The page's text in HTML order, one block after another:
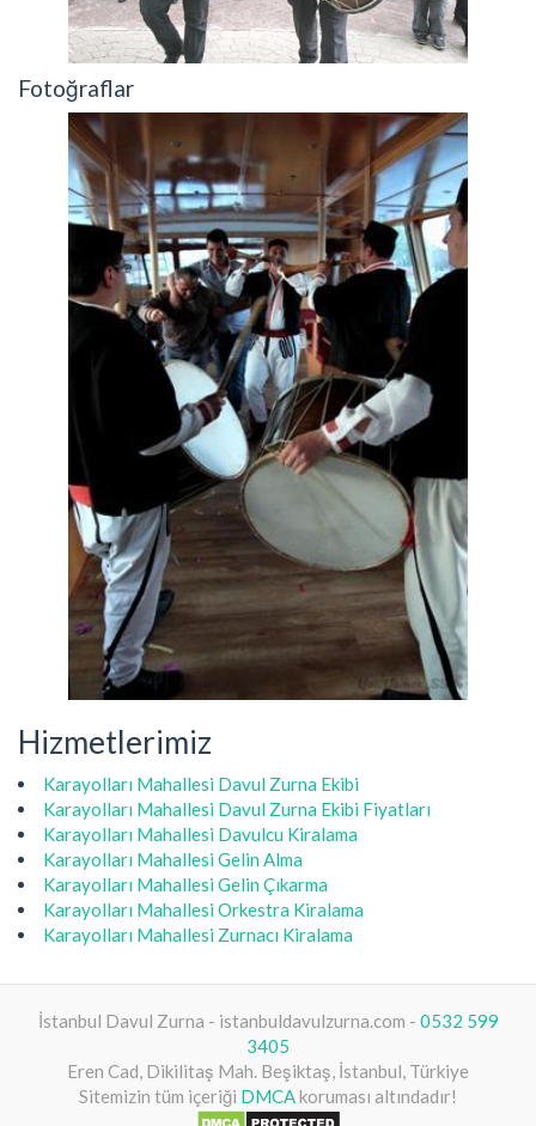
Fotoğraflar
Hizmetlerimiz
Karayolları Mahallesi Davul Zurna Ekibi
Karayolları Mahallesi Davul Zurna Ekibi Fiyatları
Karayolları Mahallesi Davulcu Kiralama
Karayolları Mahallesi Gelin Alma
Karayolları Mahallesi Gelin Çıkarma
Karayolları Mahallesi Orkestra Kiralama
Karayolları Mahallesi Zurnacı Kiralama
İstanbul Davul Zurna - istanbuldavulzurna.com - 0532 599
3405
Eren Cad, Dikilitaş Mah. Beşiktaş, İstanbul, Türkiye
Sitemizin tüm içeriği DMCAkoruması altındadır!